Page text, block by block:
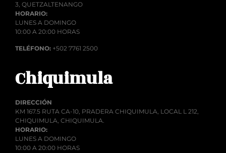
3, QUETZALTENANGO
HORARIO:
LUNES A DOMINGO
10:00 A 20:00 HORAS
TELÉFONO: +502 7761 2500
Chiquimula
DIRECCIÓN
KM 167.5 RUTA CA-10, PRADERA CHIQUIMULA, LOCAL L 212,
CHIQUIMULA, CHIQUIMULA.
HORARIO:
LUNES A DOMINGO
10:00 A 20:00 HORAS